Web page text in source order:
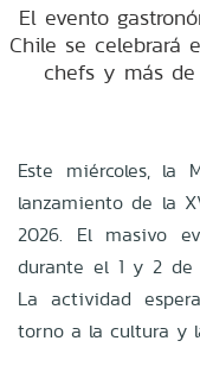
El evento
Chile se celebrará
chefs y más
Este miércoles, la
lanzamiento de la
2026. El masivo
durante el 1 y 2 de
La actividad
torno a la cultura y